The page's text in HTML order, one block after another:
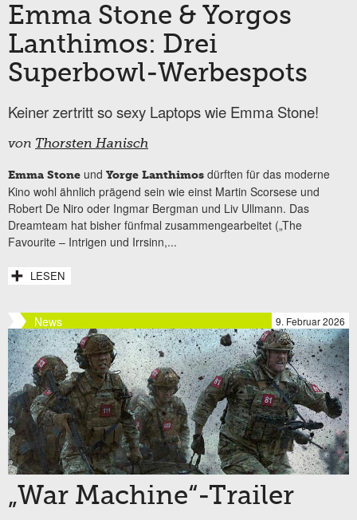
Emma Stone & Yorgos
Lanthimos: Drei
Superbowl-Werbespots
Keiner zertritt so sexy Laptops wie Emma Stone!
von Thorsten Hanisch
Emma Stone und Yorge Lanthimos dürften für das moderne
Kino wohl ähnlich prägend sein wie einst Martin Scorsese und
Robert De Niro oder Ingmar Bergman und Liv Ullmann. Das
Dreamteam hat bisher fünfmal zusammengearbeitet („The
Favourite – Intrigen und Irrsinn,...
LESEN
News 9. Februar 2026
„War Machine“-Trailer